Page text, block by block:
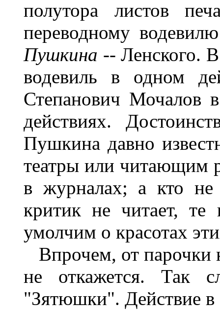
полутора листов
переводному
Пушкина --Ленского.
водевиль в одном
Степанович Мочалов
действиях.
Пушкина давно
театры или читающим
в журналах; а кто не
критик не читает,
умолчим о красотах
Впрочем, от парочки
не откажется. Так
"Зятюшки". Действие